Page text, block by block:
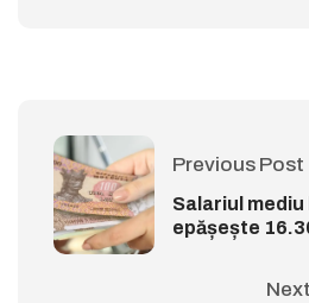
Previous Post
Salariul mediu
epășește